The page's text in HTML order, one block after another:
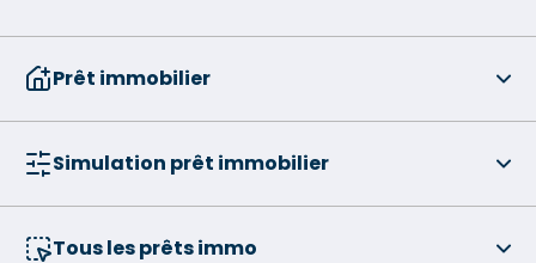
Prêt immobilier
Simulation prêt immobilier
Tous les prêts immo